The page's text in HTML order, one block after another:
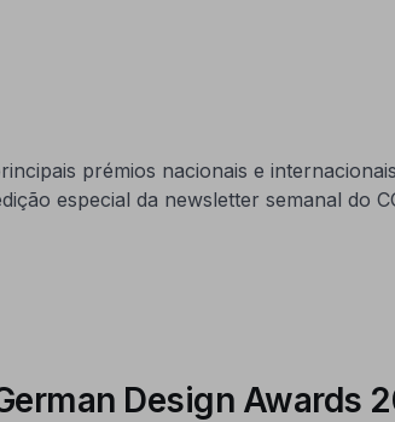
prémios nacionais e
especial da newsletter semanal do
Design Awards